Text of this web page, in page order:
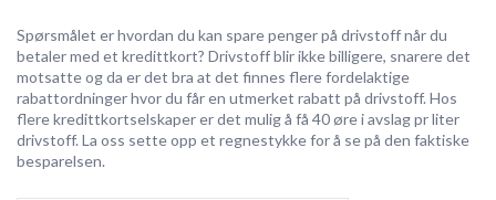
Spørsmålet er hvordan du kan spare penger på drivstoff når du
betaler med et kredittkort? Drivstoff blir ikke billigere, snarere det
motsatte og da er det bra at det finnes flere fordelaktige
rabattordninger hvor du får en utmerket rabatt på drivstoff. Hos
flere kredittkortselskaper er det mulig å få 40 øre i avslag pr liter
drivstoff. La oss sette opp et regnestykke for å se på den faktiske
besparelsen.